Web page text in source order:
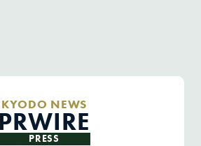
KYODO NEWS
PRWIRE
PRESS